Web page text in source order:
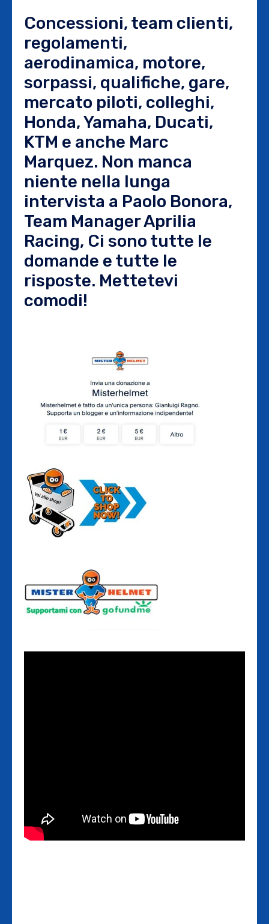
Concessioni, team clienti,
regolamenti,
aerodinamica, motore,
sorpassi, qualifiche, gare,
mercato piloti, colleghi,
Honda, Yamaha, Ducati,
KTM e anche Marc
Marquez. Non manca
niente nella lunga
intervista a Paolo Bonora,
Team Manager Aprilia
Racing, Ci sono tutte le
domande e tutte le
risposte. Mettetevi
comodi!